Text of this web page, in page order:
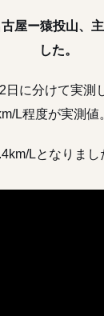
屋ー猿投山、
した。
日に分けて実測
L程度が実測値。
Lとなりまし